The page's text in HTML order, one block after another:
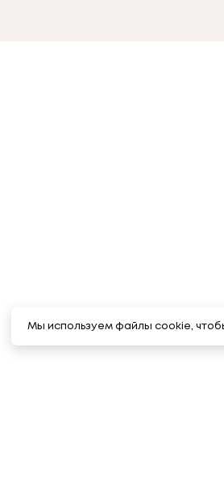
Мы используем файлы cookie,